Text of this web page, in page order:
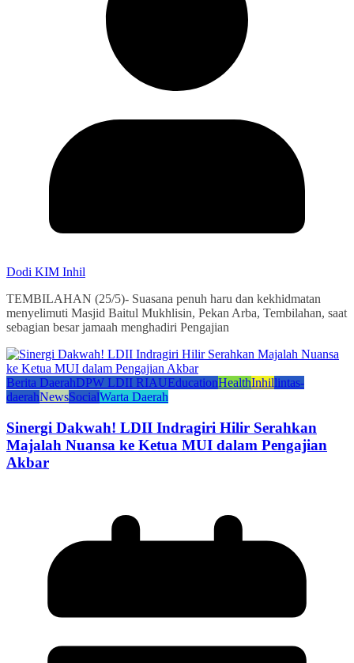
Dodi KIM Inhil
TEMBILAHAN (25/5)- Suasana penuh haru dan kekhidmatan
menyelimuti Masjid Baitul Mukhlisin, Pekan Arba, Tembilahan, saat
sebagian besar jamaah menghadiri Pengajian
Berita DaerahDPW LDII RIAUEducationHealthInhillintas-
daerahNewsSocialWarta Daerah
Sinergi Dakwah! LDII Indragiri Hilir Serahkan
Majalah Nuansa ke Ketua MUI dalam Pengajian
Akbar